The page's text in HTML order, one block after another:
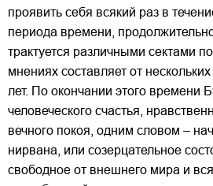
проявить себя всякий раз в
периода времени,
трактуется различными сектами
мнениях составляет от
лет. По окончании этого времени
человеческого счастья,
вечного покоя, одним словом –
нирвана, или созерцательное
свободное от внешнего мира и